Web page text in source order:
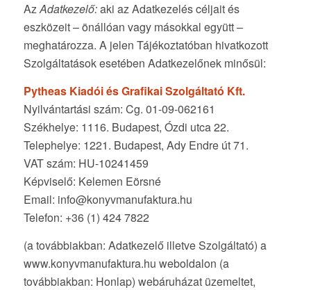
AzAdatkezelő:aki az Adatkezelés céljait és
eszközeit – önállóan vagy másokkal együtt –
meghatározza. A jelen Tájékoztatóban hivatkozott
Szolgáltatások esetében Adatkezelőnek minősül:
Pytheas Kiadói és Grafikai Szolgáltató Kft.
Nyilvántartási szám: Cg. 01-09-062161
Székhelye: 1116. Budapest, Ózdi utca 22.
Telephelye: 1221. Budapest, Ady Endre út 71.
VAT szám: HU-10241459
Képviselő: Kelemen Eörsné
Email: info@konyvmanufaktura.hu
Telefon: +36 (1) 424 7822
(a továbbiakban: Adatkezelő illetve Szolgáltató) a
www.konyvmanufaktura.hu weboldalon (a
továbbiakban: Honlap) webáruházat üzemeltet,